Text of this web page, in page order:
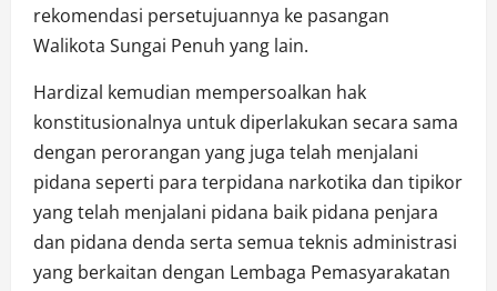
rekomendasi persetujuannya ke pasangan
Walikota Sungai Penuh yang lain.
Hardizal kemudian mempersoalkan hak
konstitusionalnya untuk diperlakukan secara sama
dengan perorangan yang juga telah menjalani
pidana seperti para terpidana narkotika dan tipikor
yang telah menjalani pidana baik pidana penjara
dan pidana denda serta semua teknis administrasi
yang berkaitan dengan Lembaga Pemasyarakatan